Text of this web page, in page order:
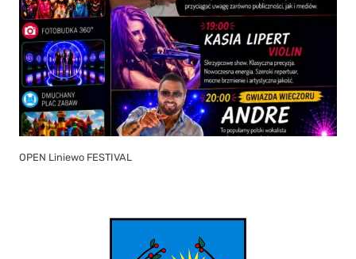
OPEN Liniewo FESTIVAL